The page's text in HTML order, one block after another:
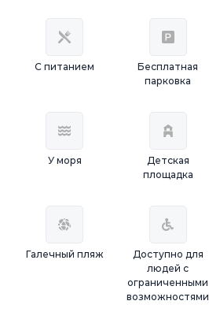
С питанием
Бесплатная
парковка
У моря
Детская
площадка
Галечный пляж
Доступно для
людей с
ограниченными
возможностями